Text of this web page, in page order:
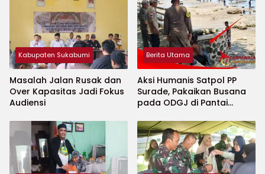
Kabupaten Sukabumi
Masalah Jalan Rusak dan
Over Kapasitas Jadi Fokus
Audiensi
Berita Utama
Aksi Humanis Satpol PP
Surade, Pakaikan Busana
pada ODGJ di Pantai